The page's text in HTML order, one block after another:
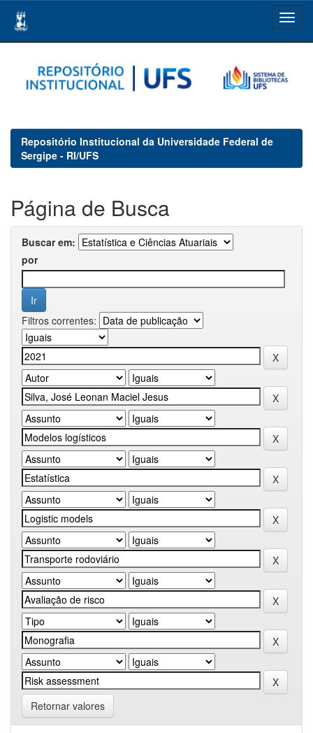
navigation
Repositório Institucional da Universidade Federal de
Sergipe - RI/UFS
Página de Busca
Buscar em:
por
Filtros correntes:
Retornar valores